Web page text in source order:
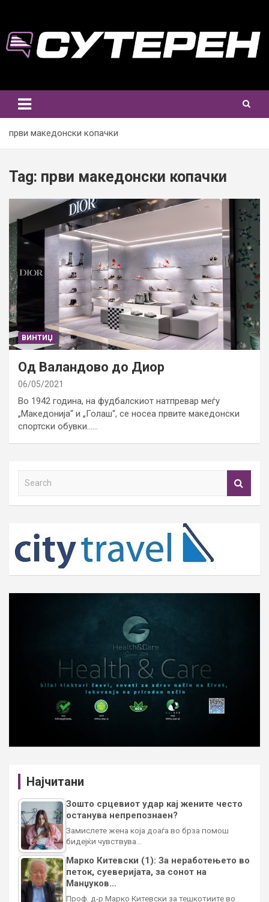
content
први македонски копачки
Tag: први македонски копачки
ВИНТИЏ
Од Валандово до Диор
06/05/2021
Во 1942 година, на фудбалскиот натпревар меѓу
„Македонија“ и „Голаш“, се носеа првите македонски
спортски обувки……
h
Најчитани
Зошто срцевиот удар кај жените често
останува непрепознаен?
Замислете жена која доаѓа во брза помош
бидејќи чувствува…
Марко Китевски (1): За неработењето во
петок, суеверијата, за сонот на
Манџуков…
Проф. д-р Марко Китевски за тешкотиите во